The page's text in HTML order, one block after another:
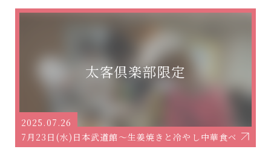
2025.07.26
7月23日(水)日本武道館～生姜焼きと冷やし中華食べ隊～